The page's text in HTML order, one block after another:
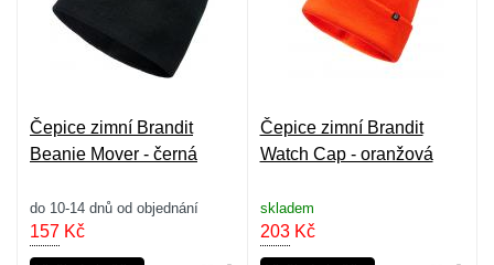
Čepice zimní Brandit
Beanie Mover - černá
do 10-14 dnů od objednání
157 Kč
Čepice zimní Brandit
Watch Cap - oranžová
skladem
203Kč